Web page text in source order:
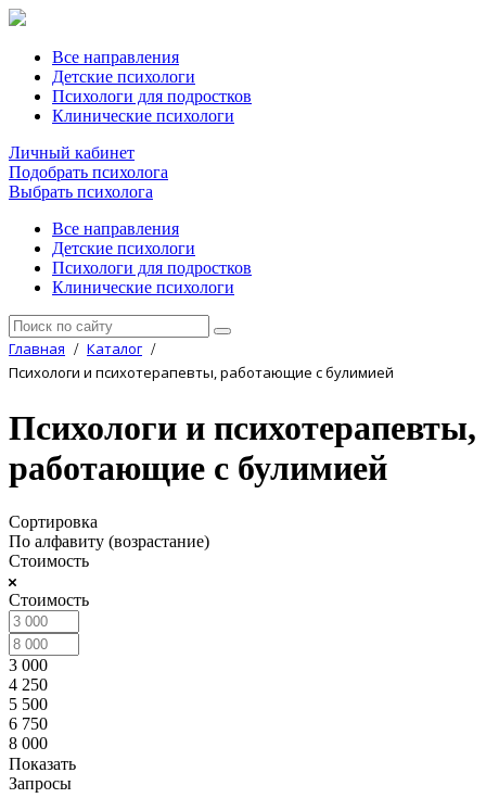
Все направления
Детские психологи
Психологи для подростков
Клинические психологи
Личный кабинет
Подобрать психолога
Выбрать психолога
Все направления
Детские психологи
Психологи для подростков
Клинические психологи
Главная / Каталог/
Психологи и психотерапевты, работающие с булимией
Психологи и психотерапевты,
работающие с булимией
Сортировка
По алфавиту (возрастание)
Стоимость
Стоимость
3 000
4 250
5 500
6 750
8 000
Показать
Запросы